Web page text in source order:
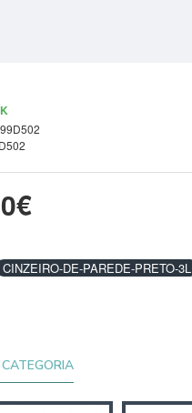
CINZEIRO-DE-PAREDE-PRETO-3L